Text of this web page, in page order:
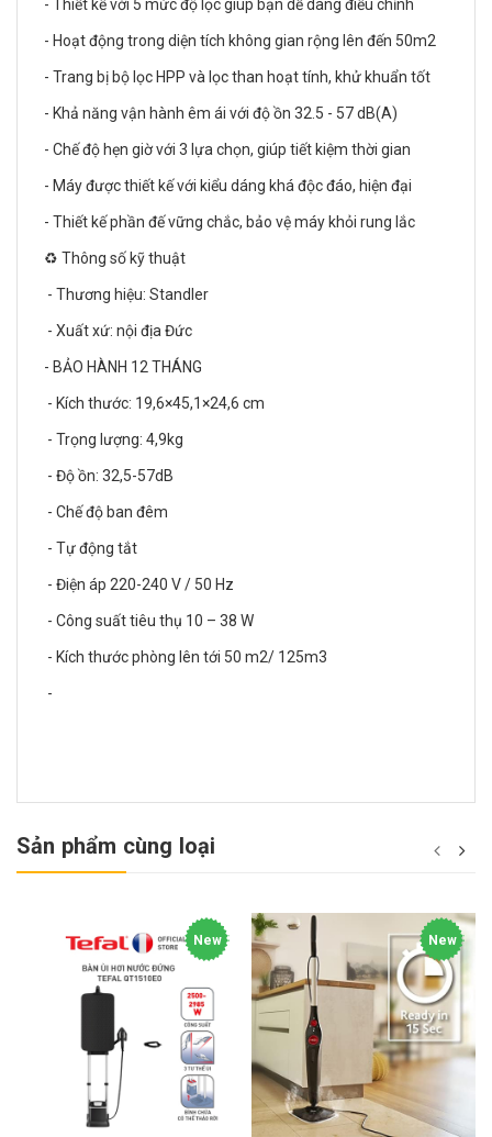
- Thiết kế với 5 mức độ lọc giúp bạn dễ dàng điều chỉnh
- Hoạt động trong diện tích không gian rộng lên đến 50m2
- Trang bị bộ lọc HPP và lọc than hoạt tính, khử khuẩn tốt
- Khả năng vận hành êm ái với độ ồn 32.5 - 57 dB(A)
- Chế độ hẹn giờ với 3 lựa chọn, giúp tiết kiệm thời gian
- Máy được thiết kế với kiểu dáng khá độc đáo, hiện đại
- Thiết kế phần đế vững chắc, bảo vệ máy khỏi rung lắc
♻️ Thông số kỹ thuật
- Thương hiệu: Standler
- Xuất xứ: nội địa Đức
- BẢO HÀNH 12 THÁNG
- Kích thước: 19,6×45,1×24,6 cm
- Trọng lượng: 4,9kg
- Độ ồn: 32,5-57dB
- Chế độ ban đêm
- Tự động tắt
- Điện áp 220-240 V / 50 Hz
- Công suất tiêu thụ 10 – 38 W
- Kích thước phòng lên tới 50 m2/ 125m3
-
Sản phẩm cùng loại
New New